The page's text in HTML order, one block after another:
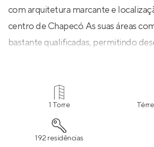
com arquitetura marcante e
centro de Chapecó. As suas áreas
bastante qualificadas, permitindo
Conta com academia, coworking,
gourmet, piscina e um belo terraço
contemplação de todo o visual da
que oferece praticidade ao morar e
1 Torre
192 residências